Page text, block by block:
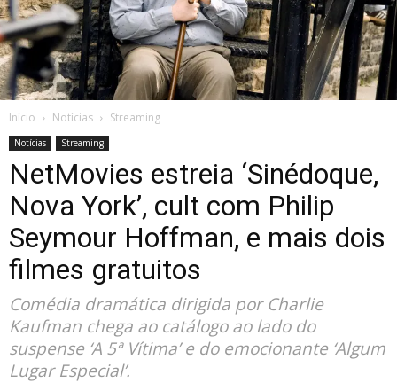
Início Notícias Streaming
Notícias Streaming
NetMovies estreia ‘Sinédoque,
Nova York’, cult com Philip
Seymour Hoffman, e mais dois
filmes gratuitos
Comédia dramática dirigida por Charlie
Kaufman chega ao catálogo ao lado do
suspense ‘A 5ª Vítima’ e do emocionante ‘Algum
Lugar Especial’.